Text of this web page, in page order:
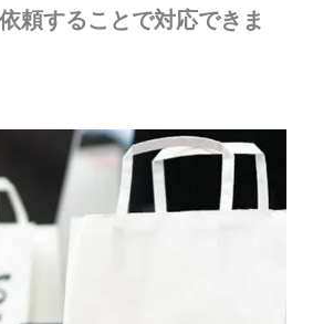
頼することで対応できま